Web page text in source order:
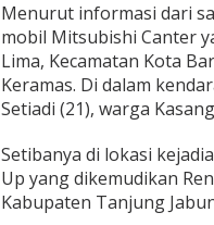
a
n
j
a
b
T
m
u
r
,
Menurut informasi dari
mobil Mitsubishi Canter
Lima, Kecamatan Kota
Keramas. Di dalam
Setiadi (21), warga
Setibanya di lokasi
Up yang dikemudikan
Kabupaten Tanjung